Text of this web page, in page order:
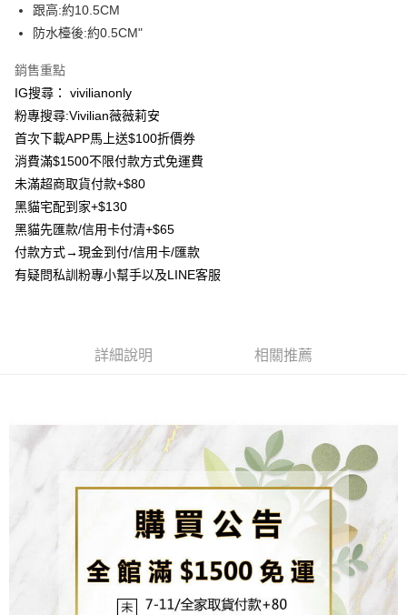
上海商業儲蓄銀行
國泰世華商業銀行
匯豐（台灣）商業銀行
聯邦商業銀行
元大商業銀行
台新國際商業銀行
台灣樂天信用卡公司
LINE Pay
街口支付
Google Pay
大哥付你分期
相關說明
【大哥付你分期使用說明】
1.本服務由台灣大哥大提供，台灣大哥大用戶可立即使用無須另外申請。
2.付款方式選擇「大哥付你分期」，訂單成立後會自動跳轉到大哥付的交易
流程，驗證手機門號後，選擇欲分期的期數、繳款截止日，確認付款後即完
成交易。
3.實際核准額度、可分期數及費用金額請依後續交易確認頁面所載為準。
1.分期款項不併入電信帳單，「大哥付你分期」於每月結算日後寄送繳費提
1.本服務係由「台灣大哥大股份有限公司」（以下簡稱本公司）所提供，讓
用戶於交易時，得透過本服務購買商品或服務，並由商店將買賣／分期付款
買賣價金債權讓與本公司後，依約使用本公司帳單繳交帳款。
2.基於同意付款使用「大哥付你分期」之契約關係目的，商店將以您的個人
資料（包含姓名、電話或地址）提供予台灣大哥大進項蒐集、處理及利用，
由本公司與您本人進行分期帳單所需資料之確認、核對及更正。
3.完整用戶服務條款，請詳閱以下連結：
https://oppay.tw/userRule
AFTEE先享後付
相關說明
【關於「AFTEE先享後付」】
便利好安心！
【「AFTEE先享後付」結帳流程】
３．收到繳費通知簡訊後14天內，點擊此簡訊中的連結，可透過四大超商／
ATM／網路銀行／等多元方式進行付款，方視為交易完成。
※ 請注意：結帳手續完成當下不需立刻繳費，但若您需要取消訂單，請聯絡
購買商品的店家。未經商家同意取消之訂單仍視為有效，需透過AFTEE先享
後付繳納相關費用。
※ 交易是否成功請以「AFTEE先享後付 」之結帳頁面顯示為準，若有關於
是否繳費成功／繳費後需取消欲退款等相關疑問，請聯繫「AFTEE先享後付
客戶支援中心」
https://netprotections.freshdesk.com/support/home
１．透過由恩沛科技股份有限公司提供之「AFTEE先享後付」服務完成之交
易，需依本服務之必要範圍內提供個人資料，並將交易相關給付款項請求債
ATM付款
7-11取貨付款
每筆NT$80，滿NT$1,500(含以上)免運費
先付款宅配到府
每筆NT$65，滿NT$1,500(含以上)免運費
貨到付款
每筆NT$130，滿NT$1,500(含以上)免運費
查看運費
跟高:約10.5CM
防水檯後:約0.5CM"
銷售重點
IG搜尋： vivilianonly
粉專搜尋:Vivilian薇薇莉安
首次下載APP馬上送$100折價券
消費滿$1500不限付款方式免運費
未滿超商取貨付款+$80
黑貓宅配到家+$130
黑貓先匯款/信用卡付清+$65
付款方式→現金到付/信用卡/匯款
有疑問私訓粉專小幫手以及LINE客服
詳細說明 相關推薦